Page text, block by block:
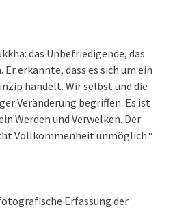
das Unbefriedigende, das
erkannte, dass es sich um ein
handelt. Wir selbst und die
Veränderung begriffen. Es ist
Werden und Verwelken. Der
Vollkommenheit unmöglich.“
Erfassung der